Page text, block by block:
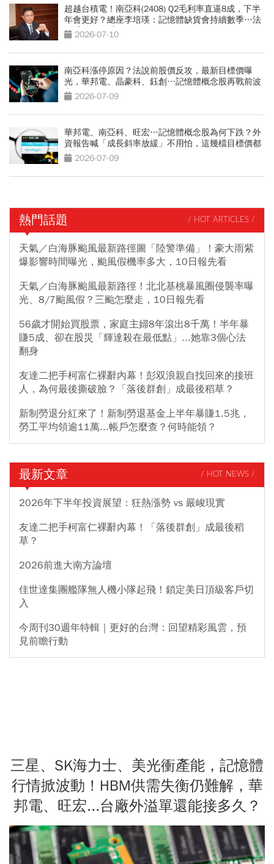
超越台積電！南亞科(2408) Q2毛利率直逼8成，下半
年會更好？總座李培瑛：記憶體缺貨會持續數季…法
說重點一次看
2026-07-10
南亞科漲停原因？法說前股價反攻，最新目標價曝
光，華邦電、晶豪科、鈺創…記憶體概念股再戰前波
高點2026-07-09
華邦電、南亞科、旺宏…記憶體概念股為何下跌？外
資報告喊「成長斜率放緩」不用怕，這幾檔目標價都
被調升
2026-07-09
熱門話題 / HOT ARTICLES /
天氣／白海豚颱風最新路徑圖「陸警準備」！豪大雨紫
爆影響時間曝光，颱風假機率多大，10日報先看
天氣／白海豚颱風最新路徑！北北基桃暴風圈侵襲率曝
光、8/7颱風假？三颱怎麼走，10日報先看
56歲才開始買股票，家庭主婦8年滾出8千萬！半年暴
賺5成、卻在股災「輝達殺在最低點」...她靠3個心法
翻身
友達二把手柯富仁裸辭內幕！彭双浪親自找回來的接班
人，為何最後撕破臉？「落後群創」成最後稻草？
新制勞退分紅來了！新制勞退基金上半年暴賺1.5兆，
勞工平均領逾11萬...帳戶怎麼查？何時能領？
最新文章 / HOT NEWS /
2026年下半年投資展望：狂熱漲勢 vs 嚴峻現實
友達二把手柯富仁裸辭內幕！「落後群創」成最後稻
草？
2026前進大南方論壇
佳世達集團艦隊無人機小隊起飛！鎖定美日頂級客戶切
入
今周刊30週年特輯｜更好的台灣：回望精彩風雲，預
見前瞻行動
三星、SK海力士、美光衝產能，記憶體
行情掀波動！HBM供需失衡仍難解，華
邦電、旺宏...台廠外溢單還能接多久？